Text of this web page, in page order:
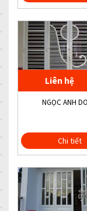
Liên hệ
NGỌC ANH
Chi tiết